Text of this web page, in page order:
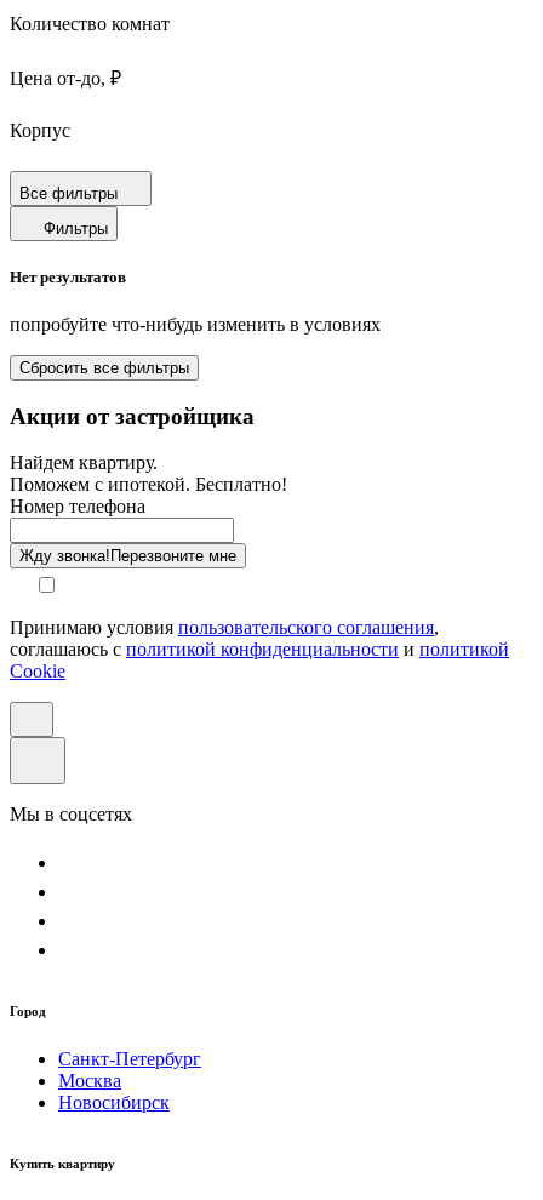
Количество комнат
Цена от-до, ₽
Корпус
Срок сдачи
Площадь от-до, м²
Площадь кухни от-до, м²
Площадь балкона от-до, м²
Санузел
Этаж
Способ оплаты
Все фильтры
Фильтры
Нет результатов
попробуйте что-нибудь изменить в условиях
Сбросить все фильтры
Акции от застройщика
Найдем квартиру.
Поможем с ипотекой. Бесплатно!
Номер телефона
Жду звонка! Перезвоните мне
Принимаю условия пользовательского соглашения,
соглашаюсь с политикой конфиденциальности и политикой
Cookie
Мы в соцсетях
Город
Санкт-Петербург
Москва
Новосибирск
Купить квартиру